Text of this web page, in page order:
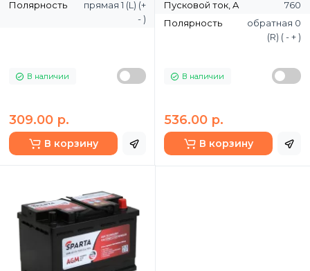
Полярность
прямая 1 (L) (+
- )
В наличии
309.00 р.
В корзину
Пусковой ток, A
760
Полярность
обратная 0
(R) ( - + )
В наличии
536.00 р.
В корзину